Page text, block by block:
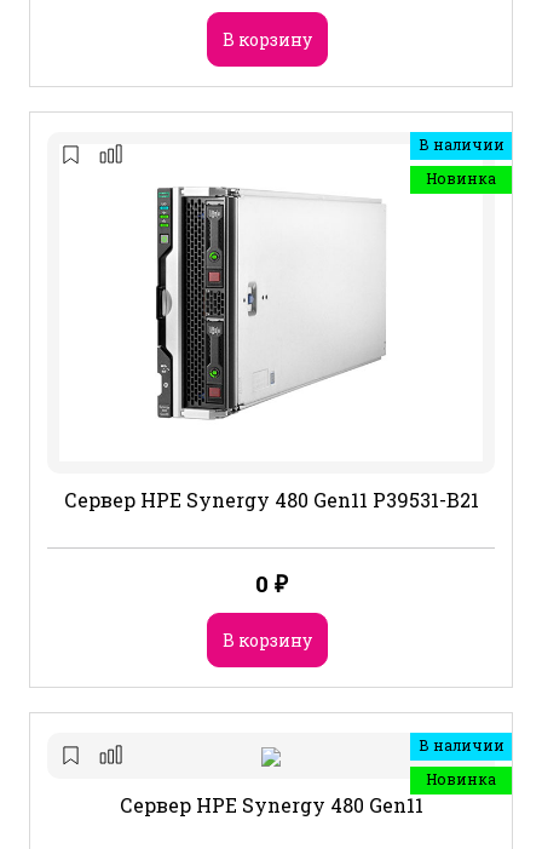
В корзину
В наличии
Новинка
Сервер HPE Synergy 480 Gen11 P39531-B21
0 ₽
В корзину
В наличии
Новинка
Сервер HPE Synergy 480 Gen11